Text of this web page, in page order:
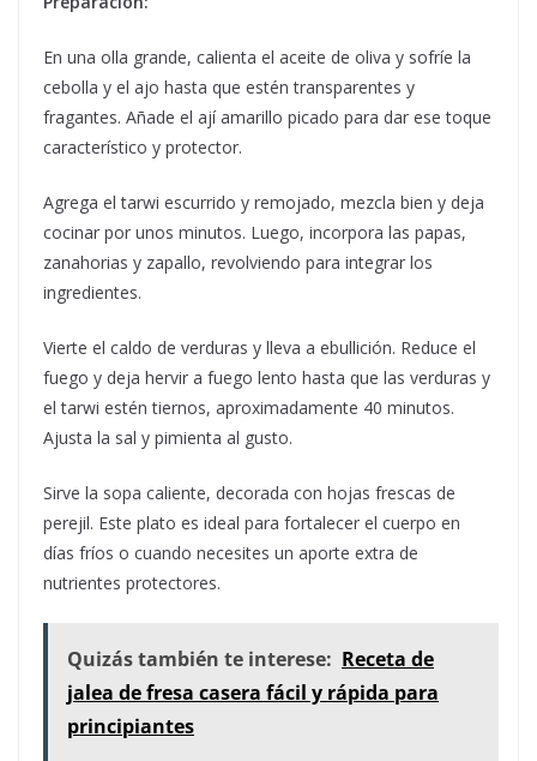
En una olla grande, calienta el aceite de oliva y sofríe la
cebolla y el ajo hasta que estén transparentes y
fragantes. Añade el ají amarillo picado para dar ese toque
característico y protector.
Agrega el tarwi escurrido y remojado, mezcla bien y deja
cocinar por unos minutos. Luego, incorpora las papas,
zanahorias y zapallo, revolviendo para integrar los
ingredientes.
Vierte el caldo de verduras y lleva a ebullición. Reduce el
fuego y deja hervir a fuego lento hasta que las verduras y
el tarwi estén tiernos, aproximadamente 40 minutos.
Ajusta la sal y pimienta al gusto.
Sirve la sopa caliente, decorada con hojas frescas de
perejil. Este plato es ideal para fortalecer el cuerpo en
días fríos o cuando necesites un aporte extra de
nutrientes protectores.
Quizás también te interese: Receta de
jalea de fresa casera fácil y rápida para
principiantes